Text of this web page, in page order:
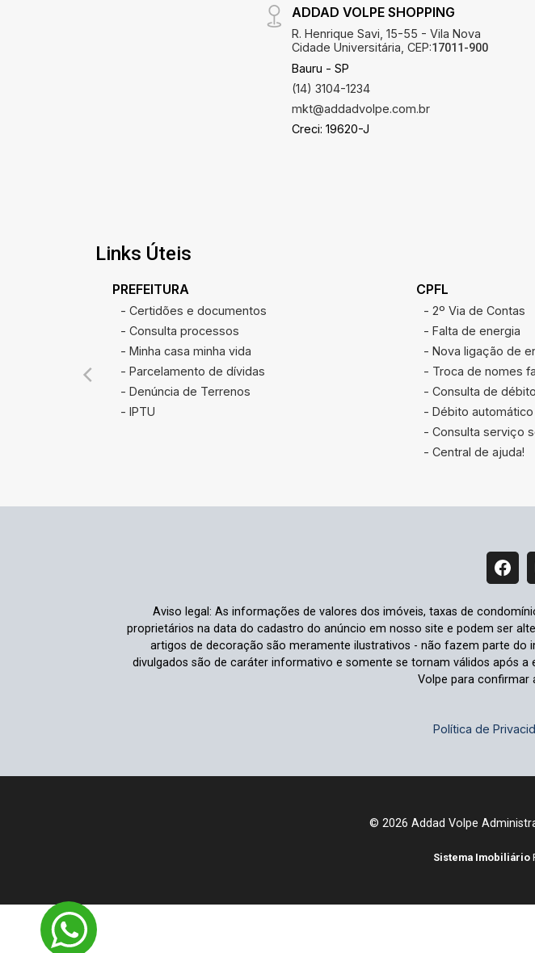
ADDAD VOLPE SHOPPING
R. Henrique Savi, 15-55 - Vila Nova
Cidade Universitária, CEP:17011-900
Bauru - SP
(14) 3104-1234
mkt@addadvolpe.com.br
Creci: 19620-J
Links Úteis
PREFEITURA
- Certidões e documentos
- Consulta processos
- Minha casa minha vida
- Parcelamento de dívidas
- Denúncia de Terrenos
- IPTU
CPFL
- 2º Via de Contas
- Falta de energia
- Nova ligação de
- Troca de nomes
- Consulta de
- Débito automático
- Consulta serviço
- Central de ajuda!
Aviso legal: As informações de valores dos imóveis, taxas de
proprietários na data do cadastro do anúncio em nosso site e podem ser
artigos de decoração são meramente ilustrativos - não fazem parte do
divulgados são de caráter informativo e somente se tornam válidos após
Volpe para confirmar
Política de
© 2026 Addad Volpe
Sistema Imobiliário